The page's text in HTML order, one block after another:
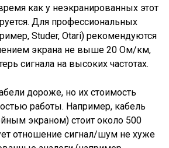
как у неэкранированных этот
Для профессиональных
Studer, Otari) рекомендуются
экрана не выше 20 Ом/км,
сигнала на высоких частотах.
дороже, но их стоимость
работы. Например, кабель
экраном) стоит около 500
отношение сигнал/шум не хуже